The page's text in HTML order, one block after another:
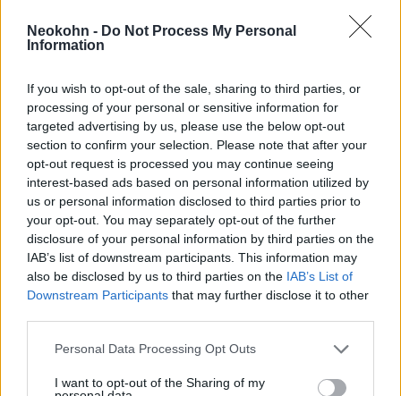
Neokohn - Do Not Process My Personal
Information
If you wish to opt-out of the sale, sharing to third parties, or
processing of your personal or sensitive information for
targeted advertising by us, please use the below opt-out
section to confirm your selection. Please note that after your
opt-out request is processed you may continue seeing
interest-based ads based on personal information utilized by
us or personal information disclosed to third parties prior to
your opt-out. You may separately opt-out of the further
disclosure of your personal information by third parties on the
IAB’s list of downstream participants. This information may
also be disclosed by us to third parties on the IAB’s List of
Downstream Participants that may further disclose it to other
Please note that this website/app uses one or more Google
not limited to your visit or usage behaviour. You may click to
Personal Data Processing Opt Outs
I want to opt-out of the Sharing of my
Mohammed Stajje palesztin miniszterelnök
szombat este több tucatnyi afrikai vezető
előtt követelte, hogy vonják vissza az
Izraelnek júliusban megadott státust.
„Izraelt nem volna szabad
megjutalmazni az általa
elkövetett erőszakért és a
palesztin népre kényszerített
apartheidért”
– jelentette ki.